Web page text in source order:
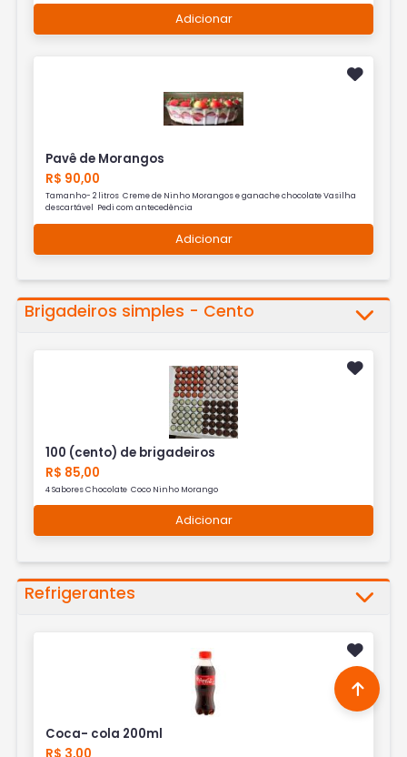
Adicionar
Pavê de Morangos
R$ 90,00
Tamanho- 2 litros Creme de Ninho Morangos e ganache chocolate Vasilha
descartável Pedi com antecedência
Adicionar
Brigadeiros simples - Cento
100 (cento) de brigadeiros
R$ 85,00
4 Sabores Chocolate Coco Ninho Morango
Adicionar
Refrigerantes
Coca- cola 200ml